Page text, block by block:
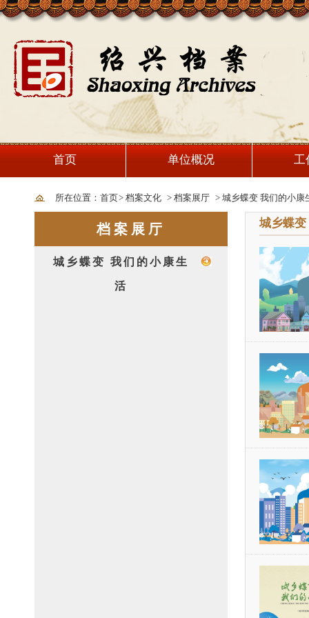
首页 单位概况 工
所在位置：首页> 档案文化 > 档案展厅 > 城乡蝶变 我们的小康
档案展厅
城乡蝶变 我们的小康生
活
城乡蝶